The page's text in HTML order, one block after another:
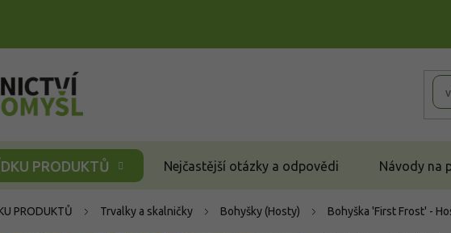
PRODUKTŮ Nejčastější otázky a odpovědi Návody na
PRODUKTŮ Trvalky a skalničky Bohyšky (Hosty) Bohyška 'First Frost' -